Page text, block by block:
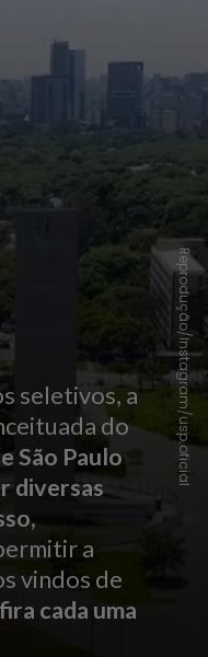
Reprodução/Instagram/usp.oficial
seletivos, a
do
São Paulo
diversas
a
vindos de
cada uma